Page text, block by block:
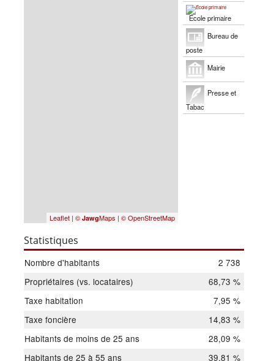
Leaflet| © JawgMaps | © OpenStreetMap
École primaire
Bureau de
poste
Mairie
Presse et
Tabac
Statistiques
Nombre d'habitants
2 738
Propriétaires (vs. locataires)
68,73 %
Taxe habitation
7,95 %
Taxe foncière
14,83 %
Habitants de moins de 25 ans
28,09 %
Habitants de 25 à 55 ans
39,81 %